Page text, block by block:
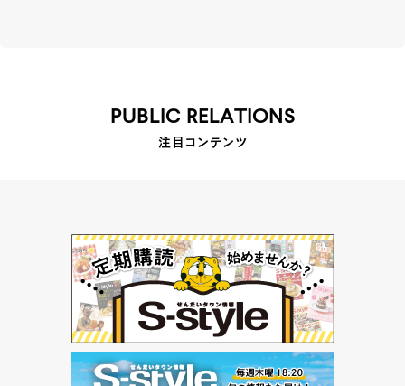
PUBLIC RELATIONS
注目コンテンツ